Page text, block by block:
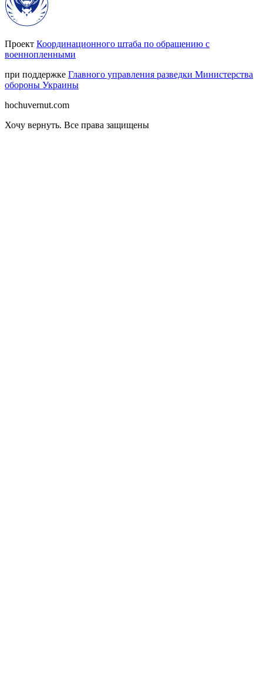
Проект Координационного штаба по обращению с
военнопленными
при поддержке Главного управления разведки Министерства
обороны Украины
hochuvernut.com
Хочу вернуть. Все права защищены